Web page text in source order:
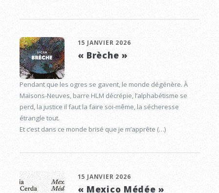
15 JANVIER 2026
« Brèche »
Pendant que les ogres se gavent, le monde dégénère. À
Maisons-Neuves, barre HLM décrépie, l’alphabétisme se
perd, la justice il faut la faire soi-même, la sécheresse
étrangle tout.
Et c’est dans ce monde brisé que je m’apprête (…)
15 JANVIER 2026
« Mexico Médée »